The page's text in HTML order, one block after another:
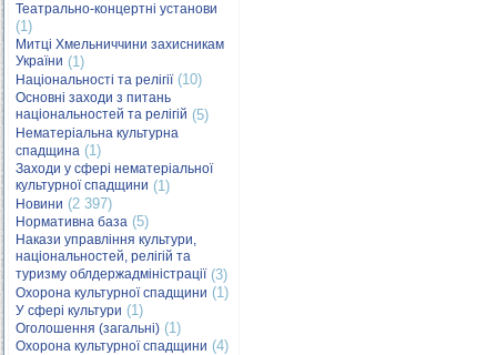
Театрально-концертні установи
(1)
Митці Хмельниччини захисникам
України (1)
Національності та релігії(10)
Основні заходи з питань
національностей та релігій (5)
Нематеріальна культурна
спадщина (1)
Заходи у сфері нематеріальної
культурної спадщини (1)
Новини (2 397)
Нормативна база (5)
Накази управління культури,
національностей, релігій та
туризму облдержадміністрації(3)
Охорона культурної спадщини (1)
У сфері культури (1)
Оголошення (загальні) (1)
Охорона культурної спадщини (4)